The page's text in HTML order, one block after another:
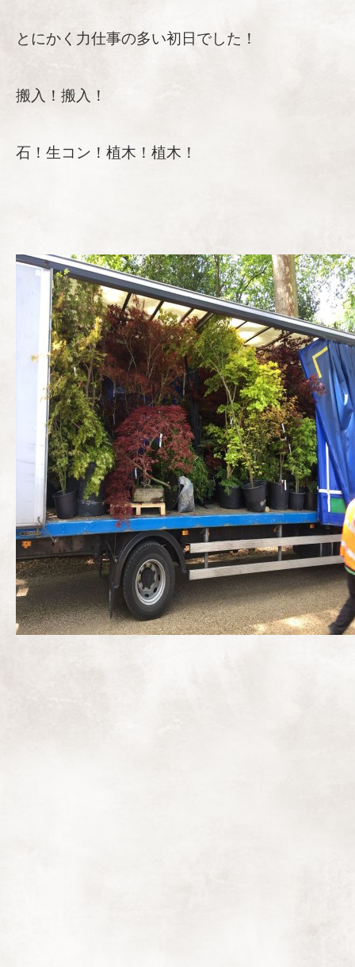
とにかく力仕事の多い初日でした！
搬入！搬入！
石！生コン！植木！植木！